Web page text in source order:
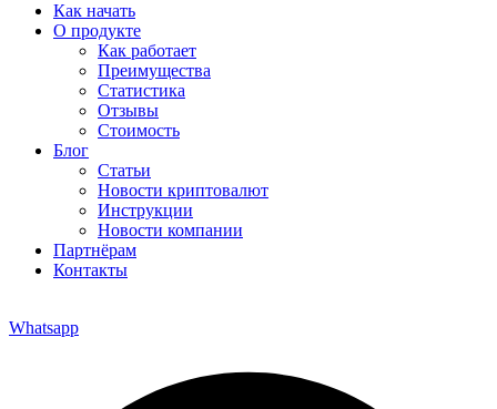
Как начать
О продукте
Как работает
Преимущества
Статистика
Отзывы
Стоимость
Блог
Статьи
Новости криптовалют
Инструкции
Новости компании
Партнёрам
Контакты
Whatsapp